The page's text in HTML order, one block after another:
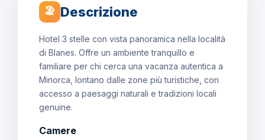
🏖 Descrizione
Hotel 3 stelle con vista panoramica nella località
di Blanes. Offre un ambiente tranquillo e
familiare per chi cerca una vacanza autentica a
Minorca, lontano dalle zone più turistiche, con
accesso a paesaggi naturali e tradizioni locali
genuine.
Camere